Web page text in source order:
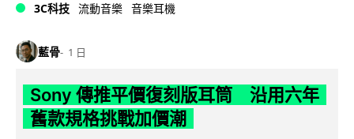
3C科技 流動音樂 音樂耳機
藍骨 1 日
Sony 傳推平價復刻版耳筒 沿用六年
舊款規格挑戰加價潮